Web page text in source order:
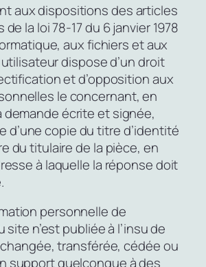
aux dispositions des articles
la loi 78-17 du 6 janvier 1978
aux fichiers et aux
dispose d’un droit
et d’opposition aux
le concernant, en
écrite et signée,
d’une copie du titre d’identité
du titulaire de la pièce, en
à laquelle la réponse doit
personnelle de
site n’est publiée à l’insu de
transférée, cédée ou
support quelconque à des